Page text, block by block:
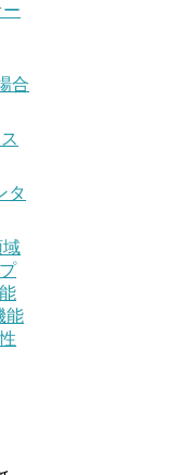
合
タ
域
能